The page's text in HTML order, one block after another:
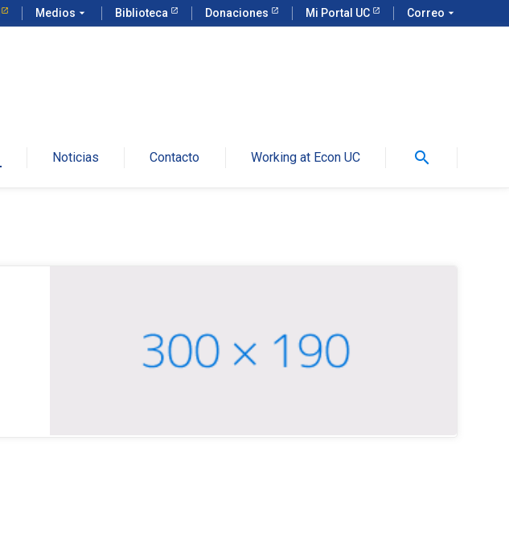
Medios arrow_drop_down Biblioteca Donaciones Mi Portal UC Correo arrow_drop_down
Noticias Contacto Working at Econ UC search